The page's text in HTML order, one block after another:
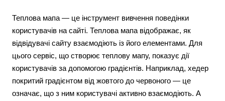
Теплова мапа — це інструмент вивчення поведінки
користувачів на сайті. Теплова мапа відображає, як
відвідувачі сайту взаємодіють із його елементами. Для
цього сервіс, що створює теплову мапу, показує дії
користувачів за допомогою градієнтів. Наприклад, хедер
покритий градієнтом від жовтого до червоного — це
означає, що з ним користувачі активно взаємодіють. А